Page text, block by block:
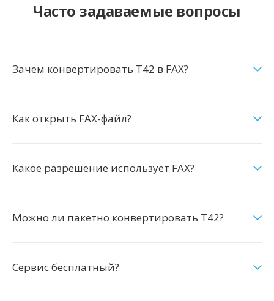
Часто задаваемые вопросы
Зачем конвертировать T42 в FAX?
Как открыть FAX-файл?
Какое разрешение использует FAX?
Можно ли пакетно конвертировать T42?
Сервис бесплатный?